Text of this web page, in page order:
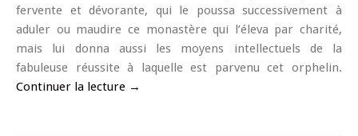
fervente et dévorante, qui le poussa successivement à
aduler ou maudire ce monastère qui l’éleva par charité,
mais lui donna aussi les moyens intellectuels de la
fabuleuse réussite à laquelle est parvenu cet orphelin.
Continuer la lecture →